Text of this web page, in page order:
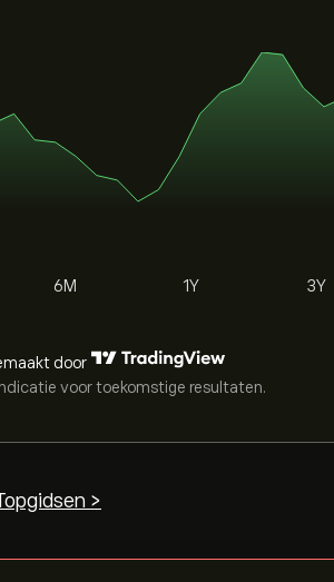
6M 1Y 3Y
door
voor toekomstige resultaten.
>